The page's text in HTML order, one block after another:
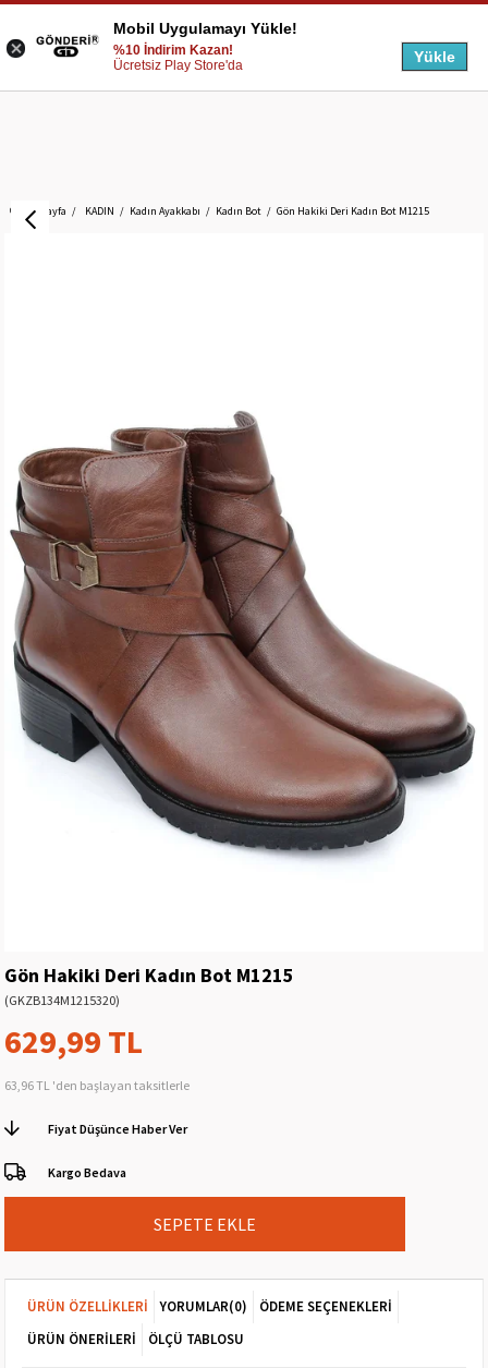
Anasayfa KADIN Kadın Ayakkabı Kadın Bot Gön Hakiki Deri Kadın Bot M1215
Gön Hakiki Deri Kadın Bot M1215
(GKZB134M1215320)
629,99 TL
63,96 TL 'den başlayan taksitlerle
Fiyat Düşünce Haber Ver
Kargo Bedava
ÜRÜN ÖZELLIKLERI YORUMLAR(0)
ÖDEME SEÇENEKLERI
ÜRÜN ÖNERILERI
ÖLÇÜ TABLOSU
Mobil Uygulamayı Yükle!
%10 İndirim Kazan!
Ücretsiz Play Store'da
Yükle